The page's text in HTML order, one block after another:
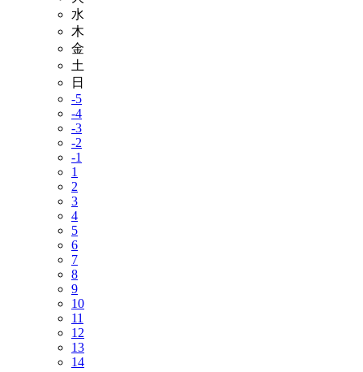
水
木
金
土
日
-5
-4
-3
-2
-1
1
2
3
4
5
6
7
8
9
10
11
12
13
14